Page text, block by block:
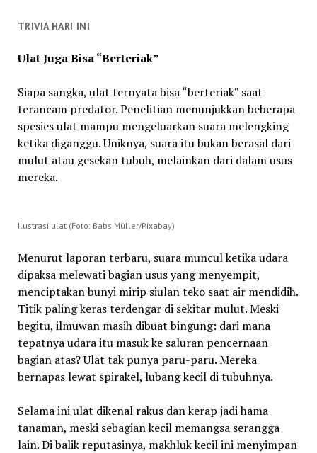
TRIVIA HARI INI
Ulat Juga Bisa “Berteriak”
Siapa sangka, ulat ternyata bisa “berteriak” saat
terancam predator. Penelitian menunjukkan beberapa
spesies ulat mampu mengeluarkan suara melengking
ketika diganggu. Uniknya, suara itu bukan berasal dari
mulut atau gesekan tubuh, melainkan dari dalam usus
mereka.
Ilustrasi ulat (Foto: Babs Müller/Pixabay)
Menurut laporan terbaru, suara muncul ketika udara
dipaksa melewati bagian usus yang menyempit,
menciptakan bunyi mirip siulan teko saat air mendidih.
Titik paling keras terdengar di sekitar mulut. Meski
begitu, ilmuwan masih dibuat bingung: dari mana
tepatnya udara itu masuk ke saluran pencernaan
bagian atas? Ulat tak punya paru-paru. Mereka
bernapas lewat spirakel, lubang kecil di tubuhnya.
Selama ini ulat dikenal rakus dan kerap jadi hama
tanaman, meski sebagian kecil memangsa serangga
lain. Di balik reputasinya, makhluk kecil ini menyimpan